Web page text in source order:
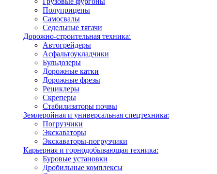
Полуприцепы
Самосвалы
Седельные тягачи
Дорожно-строительная техника:
Автогрейдеры
Асфальтоукладчики
Бульдозеры
Дорожные катки
Дорожные фрезы
Рециклеры
Скреперы
Стабилизаторы почвы
Землеройная и универсальная спецтехника:
Погрузчики
Экскаваторы
Экскаваторы-погрузчики
Карьерная и горнодобывающая техника:
Буровые установки
Дробильные комплексы